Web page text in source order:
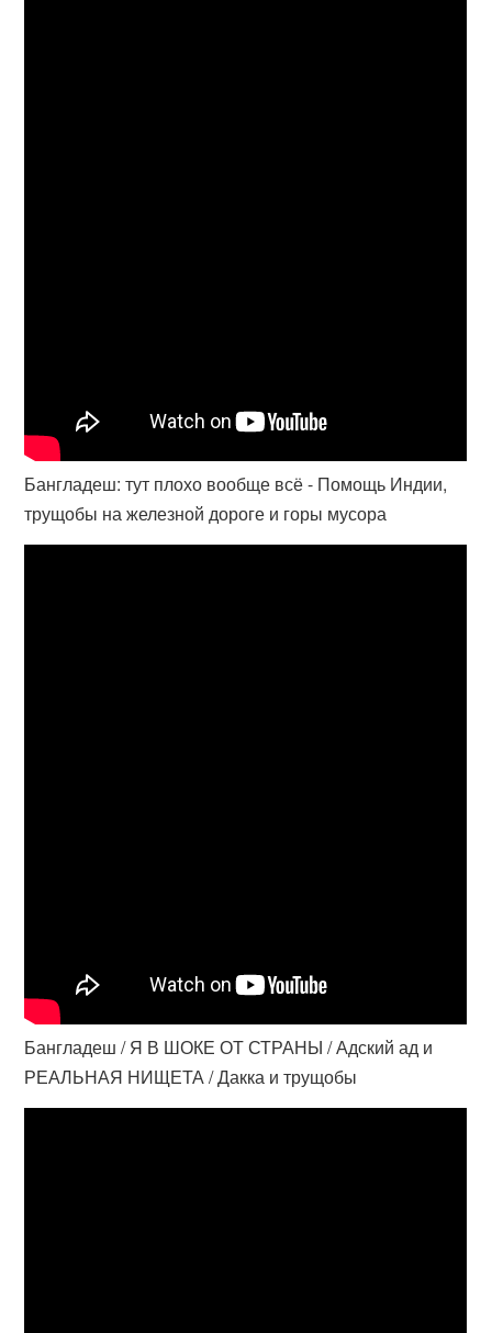
Бангладеш: тут плохо вообще всё - Помощь Индии,
трущобы на железной дороге и горы мусора
Бангладеш / Я В ШОКЕ ОТ СТРАНЫ / Адский ад и
РЕАЛЬНАЯ НИЩЕТА / Дакка и трущобы